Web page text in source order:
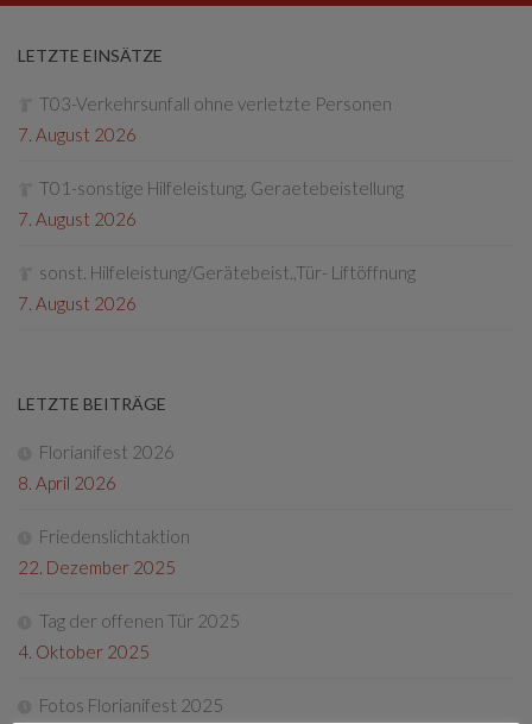
LETZTE EINSÄTZE
T03-Verkehrsunfall ohne verletzte Personen
7. August 2026
T01-sonstige Hilfeleistung, Geraetebeistellung
7. August 2026
sonst. Hilfeleistung/Gerätebeist.,Tür- Liftöffnung
7. August 2026
LETZTE BEITRÄGE
Florianifest 2026
8. April 2026
Friedenslichtaktion
22. Dezember 2025
Tag der offenen Tür 2025
4. Oktober 2025
Fotos Florianifest 2025